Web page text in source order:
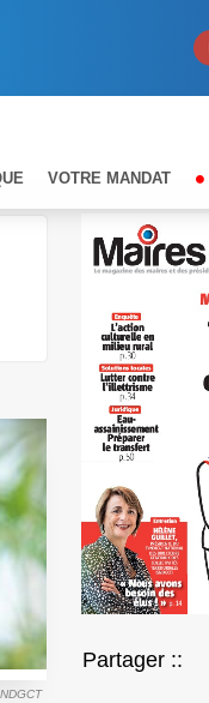
VOTRE MANDAT
Partager ::